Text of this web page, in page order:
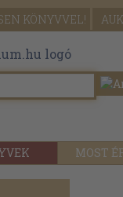
KÖNYVVEL!
MOST